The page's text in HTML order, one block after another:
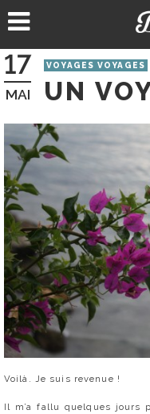
au
17
MAI
VOYAGES VOYAGES
UN
Voilà. Je suis revenue !
Il m’a fallu quelques jours